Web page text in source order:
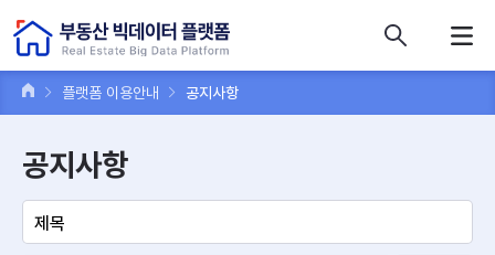
플랫폼 이용안내 공지사항
공지사항